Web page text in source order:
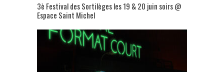
3è Festival des Sortilèges les 19 & 20 juin soirs @
Espace Saint Michel